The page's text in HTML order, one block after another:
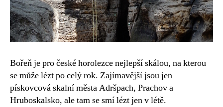
Bořeň je pro české horolezce nejlepší skálou, na kterou
se může lézt po celý rok. Zajímavější jsou jen
pískovcová skalní města Adršpach, Prachov a
Hruboskalsko, ale tam se smí lézt jen v létě.